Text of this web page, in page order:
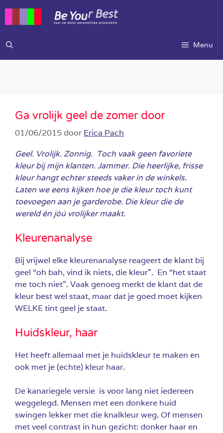
inhoud
Menu
Ga vrolijk geel de zomer door
01/06/2015 door Erica Pach
Geel. Vrolijk. Zonnig. Toch vaak geen favoriete
kleur bij mijn klanten. Jammer. Die heerlijke, frisse
kleur hangt echter steeds vaker in de winkels.
Laten we eens kijken hoe je die kleur toch kunt
toevoegen aan je garderobe. Die kleur die de
wereld én jóú vrolijker maakt.
Kleurenanalyse
Bij vrijwel elke kleurenanalyse reageert de klant bij
geel “oh bah, vind ik niets, die kleur”. En “het staat
me toch niet”. Vaak genoeg merkt de klant dat de
kleur best wel staat, maar dat je goed moet kijken
WELKE tint geel je staat.
Huidskleur, haar
Het heeft allemaal met je huidskleur te maken en
ook met je (echte) kleur haar.
De kanariegele versie is voor lang niet iedereen
weggelegd. Mensen met een donkere huid
swingen lekker met die knalkleur weg. Of mensen
met veel contrast in hun gezicht: donker haar en